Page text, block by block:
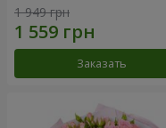
1 949 грн
Заказать